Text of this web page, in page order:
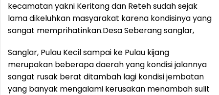
kecamatan yakni Keritang dan Reteh sudah sejak
lama dikeluhkan masyarakat karena kondisinya yang
sangat memprihatinkan.Desa Seberang sanglar,
Sanglar, Pulau Kecil sampai ke Pulau kijang
merupakan beberapa daerah yang kondisi jalannya
sangat rusak berat ditambah lagi kondisi jembatan
yang banyak mengalami kerusakan menambah sulit